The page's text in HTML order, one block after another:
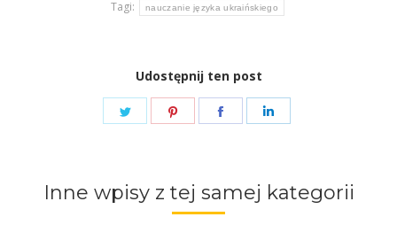
Tagi: nauczanie języka ukraińskiego
Udostępnij ten post
Share
Share
Share
Inne wpisy z tej samej kategorii